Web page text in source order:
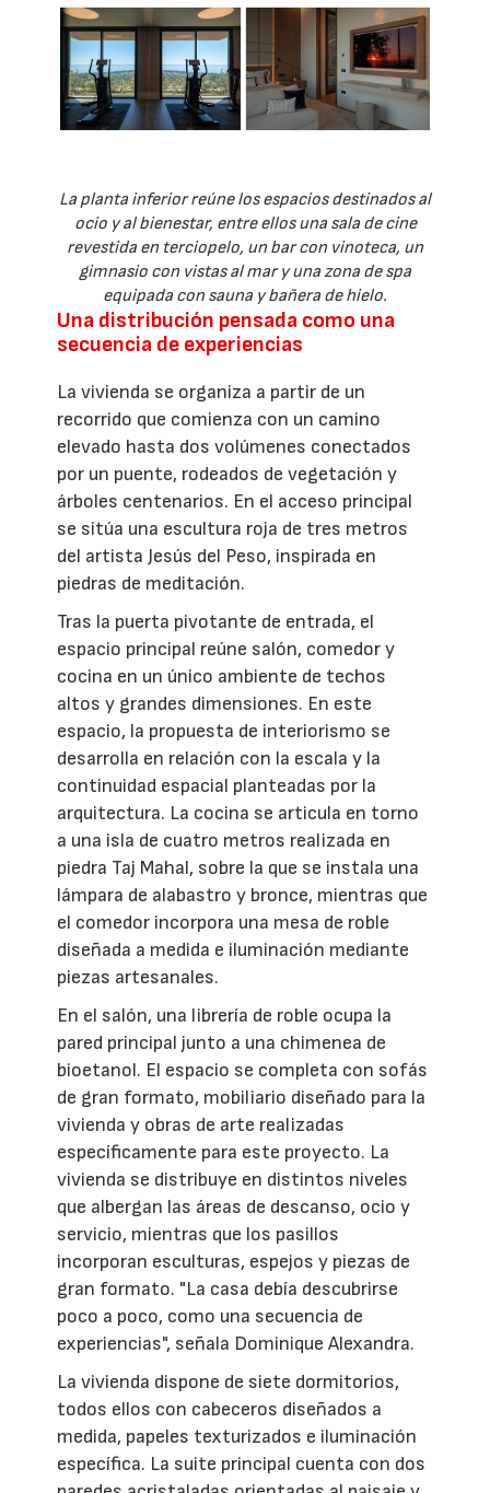
La planta inferior reúne los espacios destinados al
ocio y al bienestar, entre ellos una sala de cine
revestida en terciopelo, un bar con vinoteca, un
gimnasio con vistas al mar y una zona de spa
equipada con sauna y bañera de hielo.
Una distribución pensada como una
secuencia de experiencias
La vivienda se organiza a partir de un
recorrido que comienza con un camino
elevado hasta dos volúmenes conectados
por un puente, rodeados de vegetación y
árboles centenarios. En el acceso principal
se sitúa una escultura roja de tres metros
del artista Jesús del Peso, inspirada en
piedras de meditación.
Tras la puerta pivotante de entrada, el
espacio principal reúne salón, comedor y
cocina en un único ambiente de techos
altos y grandes dimensiones. En este
espacio, la propuesta de interiorismo se
desarrolla en relación con la escala y la
continuidad espacial planteadas por la
arquitectura. La cocina se articula en torno
a una isla de cuatro metros realizada en
piedra Taj Mahal, sobre la que se instala una
lámpara de alabastro y bronce, mientras que
el comedor incorpora una mesa de roble
diseñada a medida e iluminación mediante
piezas artesanales.
En el salón, una librería de roble ocupa la
pared principal junto a una chimenea de
bioetanol. El espacio se completa con sofás
de gran formato, mobiliario diseñado para la
vivienda y obras de arte realizadas
específicamente para este proyecto. La
vivienda se distribuye en distintos niveles
que albergan las áreas de descanso, ocio y
servicio, mientras que los pasillos
incorporan esculturas, espejos y piezas de
gran formato. "La casa debía descubrirse
poco a poco, como una secuencia de
experiencias", señala Dominique Alexandra.
La vivienda dispone de siete dormitorios,
todos ellos con cabeceros diseñados a
medida, papeles texturizados e iluminación
específica. La suite principal cuenta con dos